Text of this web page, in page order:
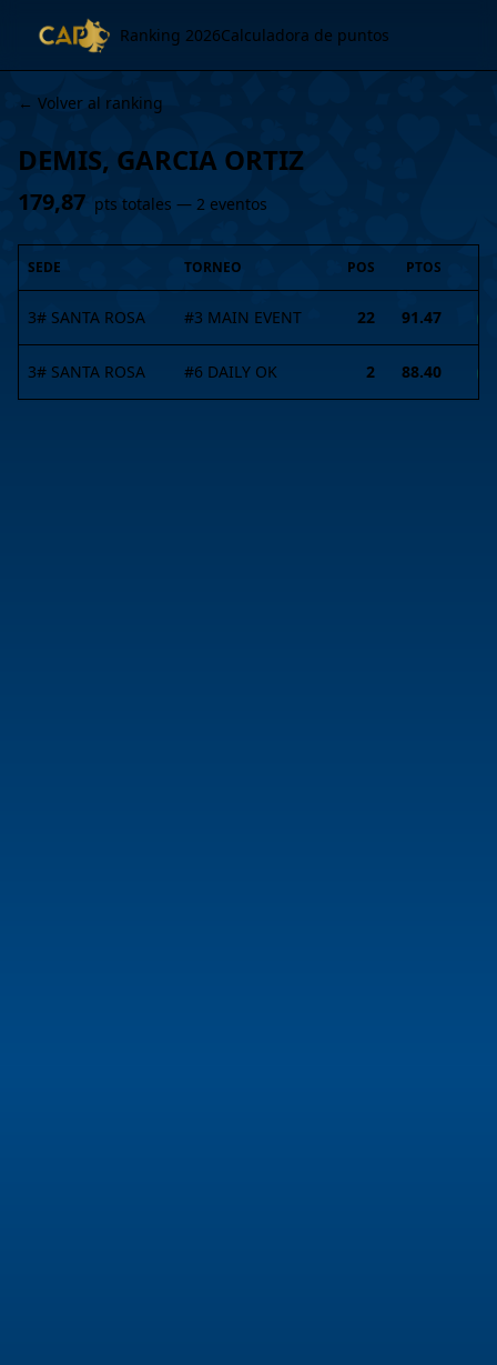
Ranking 2026Calculadora de puntos
← Volver al ranking
DEMIS, GARCIA ORTIZ
179,87 pts totales — 2 eventos
SEDE TORNEO POS PTOS
3# SANTA ROSA #3 MAIN EVENT 22 91.47
3# SANTA ROSA #6 DAILY OK 2 88.40